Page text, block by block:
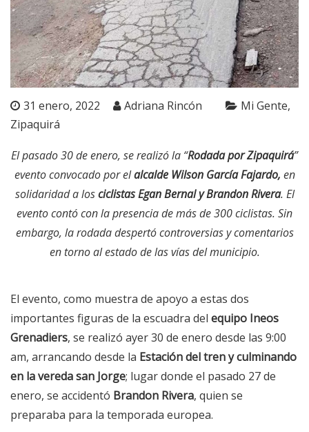
31 enero, 2022 Adriana Rincón
Mi Gente
Zipaquirá
El pasado 30 de enero, se realizó la “Rodada por Zipaquirá”
evento convocado por elalcalde Wilson García Fajardo, en
solidaridad a losciclistas Egan Bernal y Brandon Rivera. El
evento contó con la presencia de más de 300 ciclistas. Sin
embargo, la rodada despertó controversias y comentarios
en torno al estado de las vías del municipio.
El evento, como muestra de apoyo a estas dos
importantes figuras de la escuadra del equipo Ineos
Grenadiers, se realizó ayer 30 de enero desde las 9:00
am, arrancando desde la Estación del tren y culminando
en la vereda san Jorge; lugar donde el pasado 27 de
enero, se accidentó Brandon Rivera, quien se
preparaba para la temporada europea.